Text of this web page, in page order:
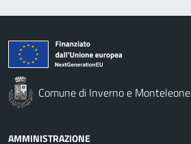
Comune di Inverno e Monteleone
AMMINISTRAZIONE